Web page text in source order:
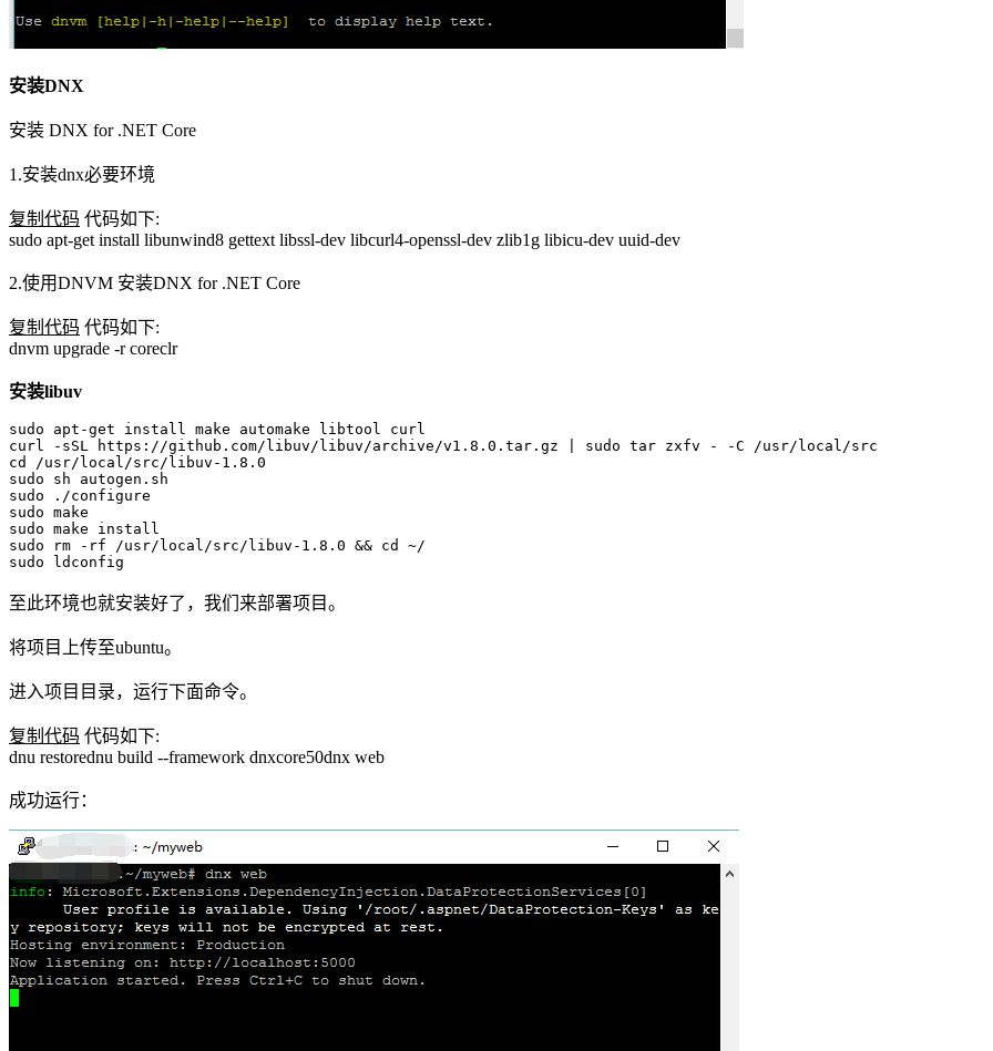
安装DNX
安装 DNX for .NET Core
1.安装dnx必要环境
复制代码 代码如下:
sudo apt-get install libunwind8 gettext libssl-dev libcurl4-openssl-dev zlib1g libicu-dev uuid-dev
2.使用DNVM 安装DNX for .NET Core
复制代码 代码如下:
dnvm upgrade -r coreclr
安装libuv
sudo apt-get install make automake libtool curl
curl -sSL https://github.com/libuv/libuv/archive/v1.8.0.tar.gz | sudo tar zxfv - -C /usr/local/src
cd /usr/local/src/libuv-1.8.0
sudo sh autogen.sh
sudo ./configure
sudo make
sudo make install
sudo rm -rf /usr/local/src/libuv-1.8.0 && cd ~/
sudo ldconfig
至此环境也就安装好了，我们来部署项目。
将项目上传至ubuntu。
进入项目目录，运行下面命令。
复制代码 代码如下:
dnu restorednu build --framework dnxcore50dnx web
成功运行：